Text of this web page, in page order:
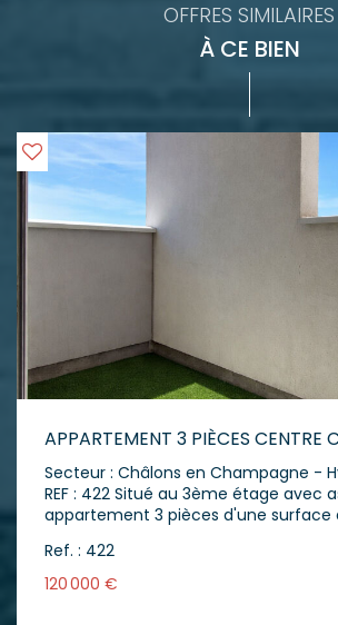
OFFRES SIMILAIRES
À CE BIEN
APPARTEMENT 3 PIÈCES CENTRE
Secteur : Châlons en Champagne -
REF : 422 Situé au 3ème étage avec ascenseur, cet
appartement 3 pièces d'une surface
centre-ville. L'appartement s'ouvre sur une entrée
avec un grand vestiaire. Vous
une cuisine aménagée et
Ref. : 422
120 000 €